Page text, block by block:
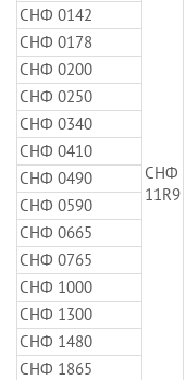
СНФ
11R9
СНФ 0142
СНФ 0178
СНФ 0200
СНФ 0250
СНФ 0340
СНФ 0410
СНФ 0490
СНФ 0590
СНФ 0665
СНФ 0765
СНФ 1000
СНФ 1300
СНФ 1480
СНФ 1865